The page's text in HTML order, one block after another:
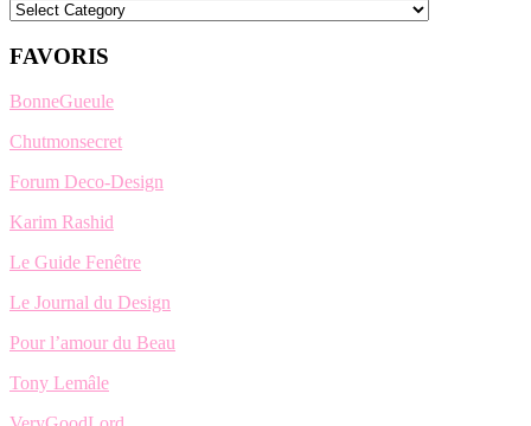
Categories
FAVORIS
BonneGueule
Chutmonsecret
Forum Deco-Design
Karim Rashid
Le Guide Fenêtre
Le Journal du Design
Pour l’amour du Beau
Tony Lemâle